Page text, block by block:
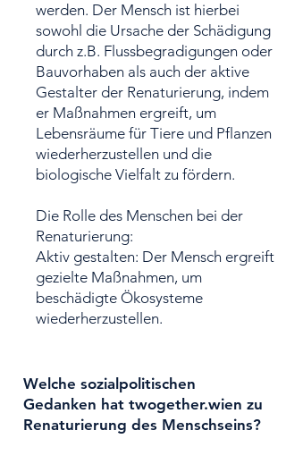
werden. Der Mensch ist hierbei
sowohl die Ursache der Schädigung
durch z.B. Flussbegradigungen oder
Bauvorhaben als auch der aktive
Gestalter der Renaturierung, indem
er Maßnahmen ergreift, um
Lebensräume für Tiere und Pflanzen
wiederherzustellen und die
biologische Vielfalt zu fördern.
Die Rolle des Menschen bei der
Renaturierung:
Aktiv gestalten: Der Mensch ergreift
gezielte Maßnahmen, um
beschädigte Ökosysteme
wiederherzustellen.
Welche sozialpolitischen
Gedanken hat twogether.wien zu
Renaturierung des Menschseins?